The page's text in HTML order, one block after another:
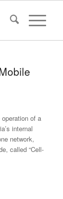
of a
internal
network,
called “Cell-